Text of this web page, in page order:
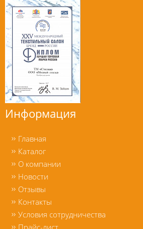
Информация
Главная
Каталог
О компании
Новости
Отзывы
Контакты
Условия сотрудничества
Прайс-лист